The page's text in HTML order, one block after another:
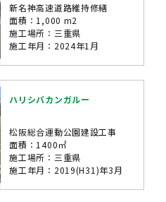
新名神高速道路維持修繕
面積：1,000 m2
施工場所：三重県
施工年月：2024年1月
ハリシバカンガルー
松阪総合運動公園建設工事
面積：1400㎡
施工場所：三重県
施工年月：2019(H31)年3月